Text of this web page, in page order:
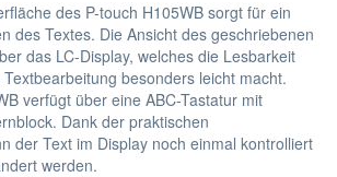
des P-touch H105WB sorgt für ein
des Textes. Die Ansicht des geschriebenen
das LC-Display, welches die Lesbarkeit
besonders leicht macht.
verfügt über eine ABC-Tastatur mit
Dank der praktischen
der Text im Display noch einmal kontrolliert
werden.